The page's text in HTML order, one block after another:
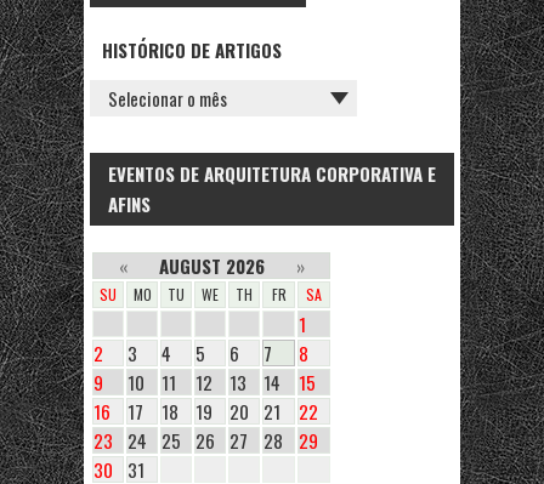
HISTÓRICO DE ARTIGOS
EVENTOS DE ARQUITETURA CORPORATIVA E
AFINS
« AUGUST 2026 »
SU MO TU WE TH FR SA
1
2
3 4 5 6 7
8
9
10 11 12 13 14
15
16
17 18 19 20 21
22
23
24 25 26 27 28
29
30
31